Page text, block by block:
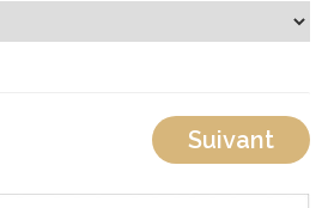
Suivant